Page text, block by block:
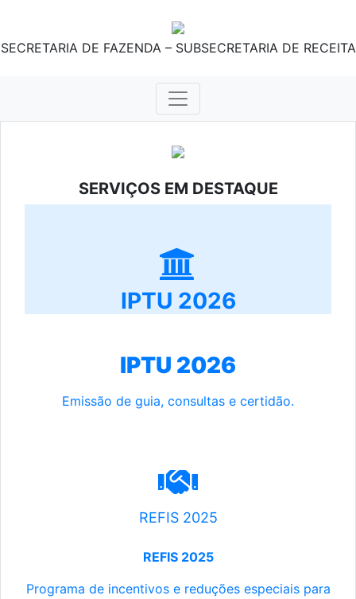
SECRETARIA DE FAZENDA – SUBSECRETARIA DE RECEITA
SERVIÇOS EM DESTAQUE
IPTU 2026
IPTU 2026
Emissão de guia, consultas e certidão.
REFIS 2025
REFIS 2025
Programa de incentivos e reduções especiais para